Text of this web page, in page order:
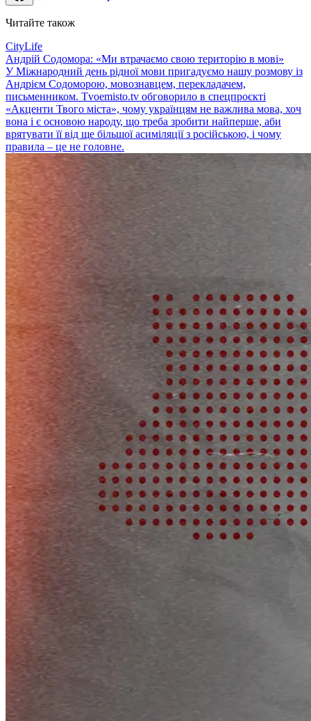
Читайте також
CityLife
Андрій Содомора: «Ми втрачаємо свою територію в мові»
У Міжнародний день рідної мови пригадуємо нашу розмову із
Андрієм Содоморою, мовознавцем, перекладачем,
письменником. Тvoemisto.tv обговорило в спецпроєкті
«Акценти Твого міста», чому українцям не важлива мова, хоч
вона і є основою народу, що треба зробити найперше, аби
врятувати її від ще більшої асиміляції з російською, і чому
правила – це не головне.